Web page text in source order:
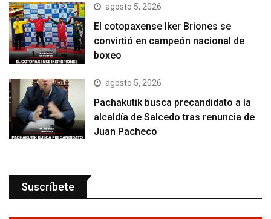
agosto 5, 2026
El cotopaxense Iker Briones se
convirtió en campeón nacional de
boxeo
agosto 5, 2026
Pachakutik busca precandidato a la
alcaldía de Salcedo tras renuncia de
Juan Pacheco
Suscríbete